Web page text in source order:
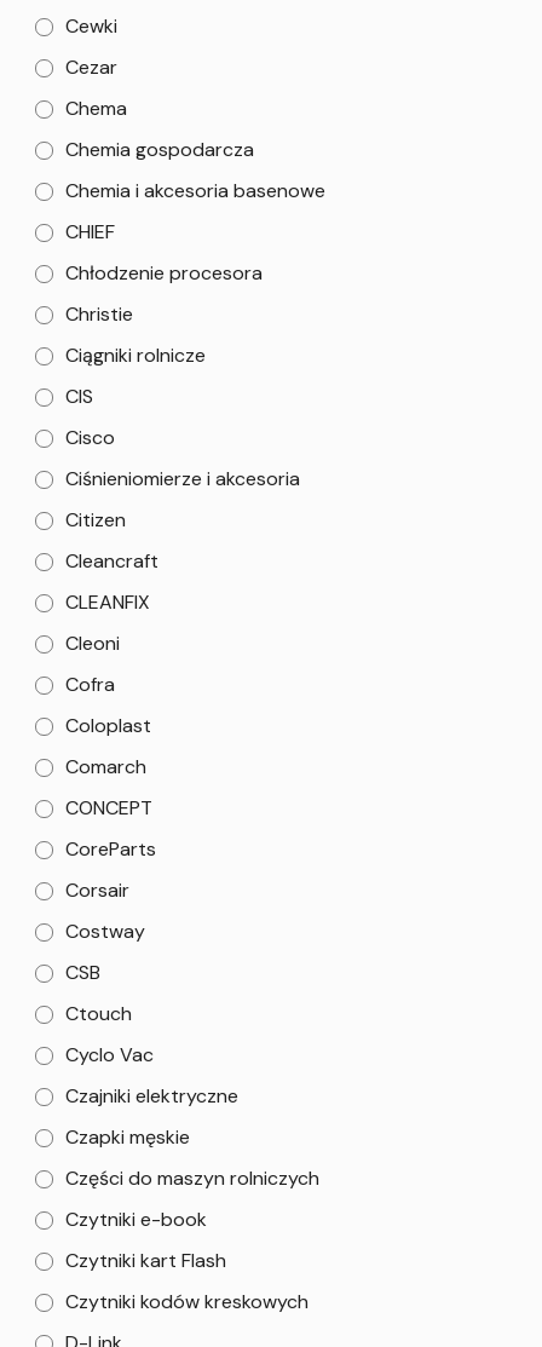
Cewki
Cezar
Chema
Chemia gospodarcza
Chemia i akcesoria basenowe
CHIEF
Chłodzenie procesora
Christie
Ciągniki rolnicze
CIS
Cisco
Ciśnieniomierze i akcesoria
Citizen
Cleancraft
CLEANFIX
Cleoni
Cofra
Coloplast
Comarch
CONCEPT
CoreParts
Corsair
Costway
CSB
Ctouch
Cyclo Vac
Czajniki elektryczne
Czapki męskie
Części do maszyn rolniczych
Czytniki e-book
Czytniki kart Flash
Czytniki kodów kreskowych